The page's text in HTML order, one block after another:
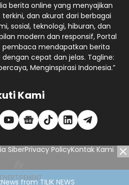
berita online yang menyajikan
dan akurat dari berbagai
sosial, teknologi, hiburan, dan
modern dan responsif, Portal
pembaca mendapatkan berita
cepat dan jelas. Tagline:
Menginspirasi Indonesia.”
Kami
SiberPrivacy PolicyKontak Kami
from TILIK NEWS